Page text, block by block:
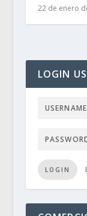
22 de enero
LOGIN
LOGIN